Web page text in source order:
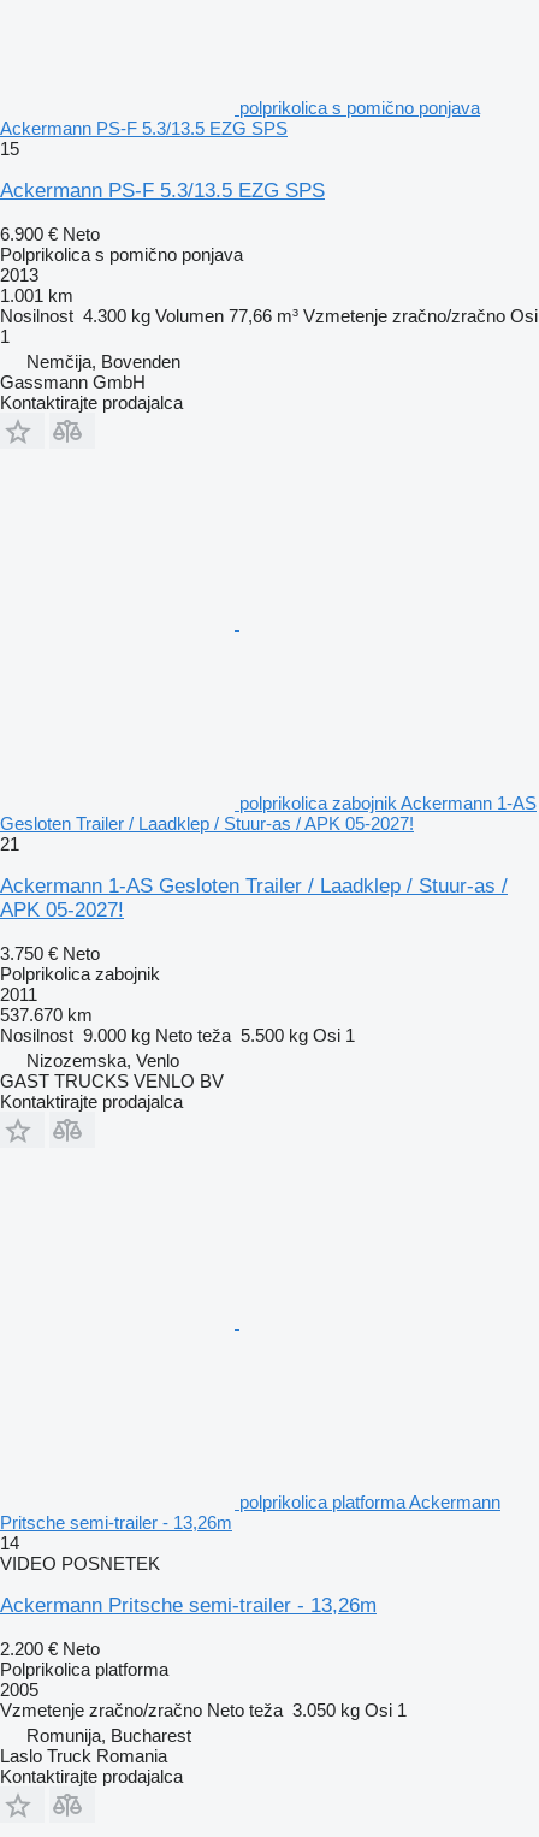
polprikolica s pomično ponjava
Ackermann PS-F 5.3/13.5 EZG SPS
15
Ackermann PS-F 5.3/13.5 EZG SPS
6.900 € Neto
Polprikolica s pomično ponjava
2013
1.001 km
Nosilnost 4.300 kg Volumen 77,66 m³ Vzmetenje zračno/zračno Osi
1
Nemčija, Bovenden
Gassmann GmbH
Kontaktirajte prodajalca
polprikolica zabojnik Ackermann 1-AS
Gesloten Trailer / Laadklep / Stuur-as / APK 05-2027!
21
Ackermann 1-AS Gesloten Trailer / Laadklep / Stuur-as /
APK 05-2027!
3.750 € Neto
Polprikolica zabojnik
2011
537.670 km
Nosilnost 9.000 kg Neto teža 5.500 kg Osi 1
Nizozemska, Venlo
GAST TRUCKS VENLO BV
Kontaktirajte prodajalca
polprikolica platforma Ackermann
Pritsche semi-trailer - 13,26m
14
VIDEO POSNETEK
Ackermann Pritsche semi-trailer - 13,26m
2.200 € Neto
Polprikolica platforma
2005
Vzmetenje zračno/zračno Neto teža 3.050 kg Osi 1
Romunija, Bucharest
Laslo Truck Romania
Kontaktirajte prodajalca